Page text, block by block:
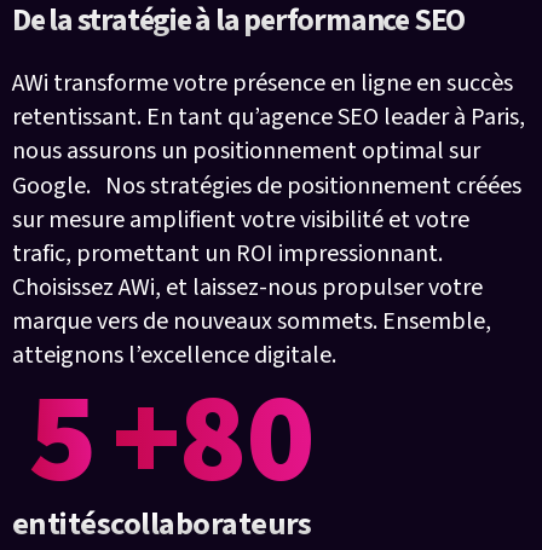
De la stratégie à la performance SEO
AWi transforme votre présence en ligne en succès
retentissant. En tant qu’agence SEO leader à Paris,
nous assurons un positionnement optimal sur
Google. Nos stratégies de positionnement créées
sur mesure amplifient votre visibilité et votre
trafic, promettant un ROI impressionnant.
Choisissez AWi, et laissez-nous propulser votre
marque vers de nouveaux sommets. Ensemble,
atteignons l’excellence digitale.
5
entités+80
collaborateurs